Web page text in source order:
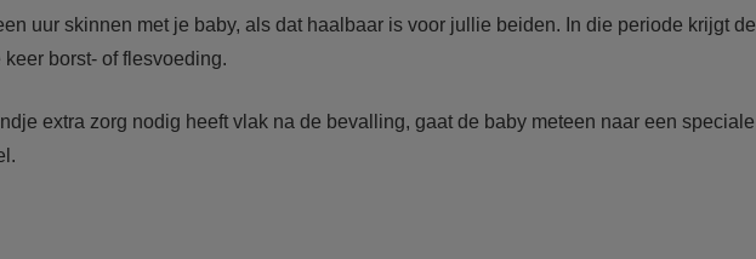
uur skinnen met je baby, als dat haalbaar is voor jullie beiden. In die periode krijgt de
keer borst- of flesvoeding.
extra zorg nodig heeft vlak na de bevalling, gaat de baby meteen naar een speciale